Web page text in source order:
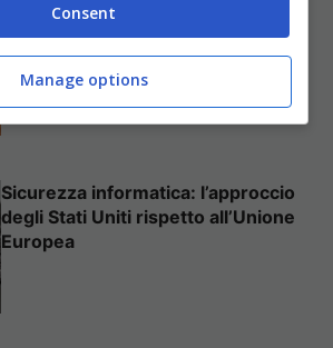
Come mettere in sicurezza il
proprio sito web
Sicurezza informatica: l’approccio
degli Stati Uniti rispetto all’Unione
Europea
Consent
Manage options